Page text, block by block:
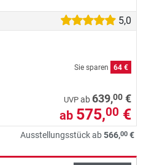
5,0
Sie sparen 64 €
UVP ab 639,00 €
ab 575,00 €
Ausstellungsstück ab566,00 €